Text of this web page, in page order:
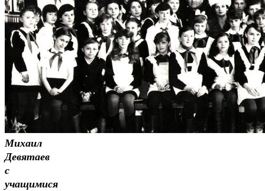
Михаил
Девятаев
с
учащимися